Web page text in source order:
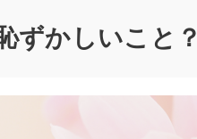
ずかしいこと？